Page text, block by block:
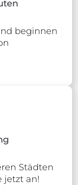
beginnen
Städten
jetzt an!